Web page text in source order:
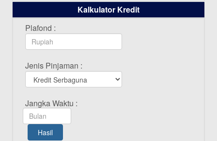
Daftar Pemenang Undian TAMASHA
Bulan Oktober 2025
16-10-2025
Bulan September 2025
20-09-2025
Daftar Pemenang Undian TAMASHA
Bulan Agustus 2025
Kalkulator Kredit
Plafond :
Jenis Pinjaman :
Jangka Waktu :
Hasil